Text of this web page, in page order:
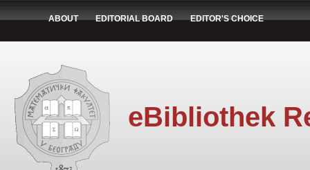
ABOUT EDITORIAL BOARD EDITOR'S CHOICE
eBibliothek